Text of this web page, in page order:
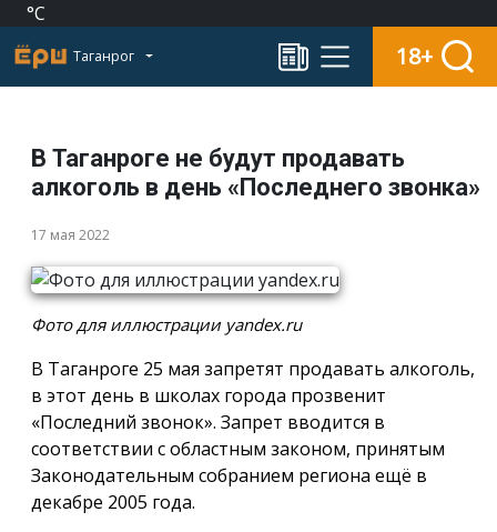
°C
Таганрог 18+
В Таганроге не будут продавать
алкоголь в день «Последнего звонка»
17 мая 2022
Фото для иллюстрации yandex.ru
В Таганроге 25 мая запретят продавать алкоголь,
в этот день в школах города прозвенит
«Последний звонок». Запрет вводится в
соответствии с областным законом, принятым
Законодательным собранием региона ещё в
декабре 2005 года.